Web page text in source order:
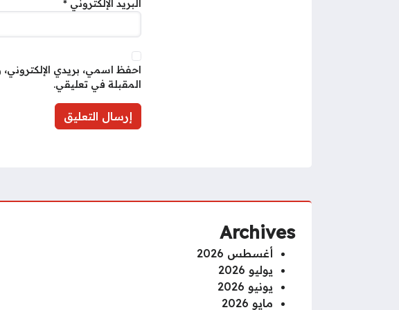
البريد الإلكتروني *
احفظ اسمي، بريدي
المقبلة في تعليقي.
Archives
أغسطس 2026
يوليو 2026
يونيو 2026
مايو 2026